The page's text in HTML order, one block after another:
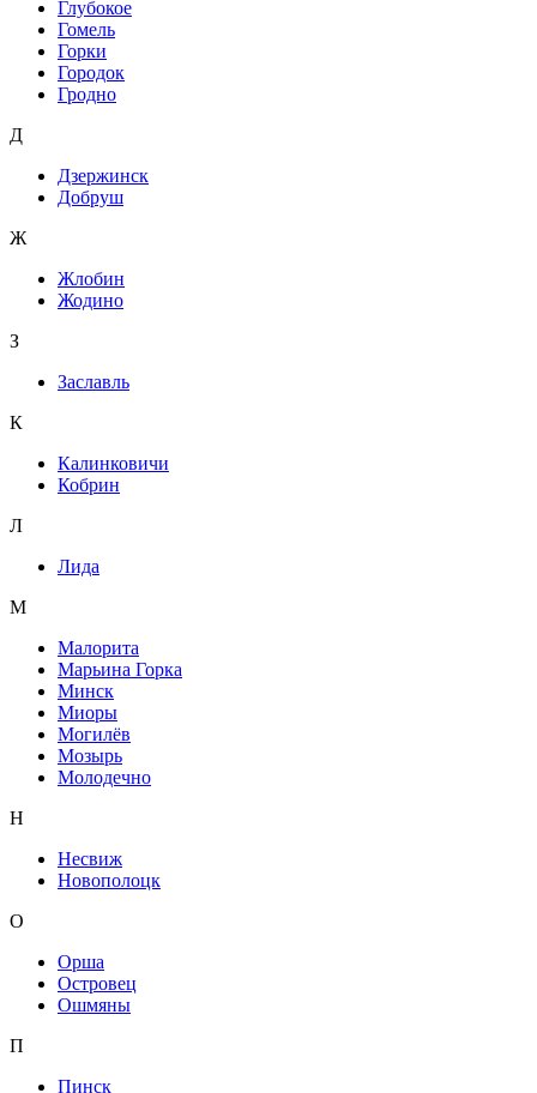
Глубокое
Гомель
Горки
Городок
Гродно
Д
Дзержинск
Добруш
Ж
Жлобин
Жодино
З
Заславль
К
Калинковичи
Кобрин
Л
Лида
М
Малорита
Марьина Горка
Минск
Миоры
Могилёв
Мозырь
Молодечно
Н
Несвиж
Новополоцк
О
Орша
Островец
Ошмяны
П
Пинск